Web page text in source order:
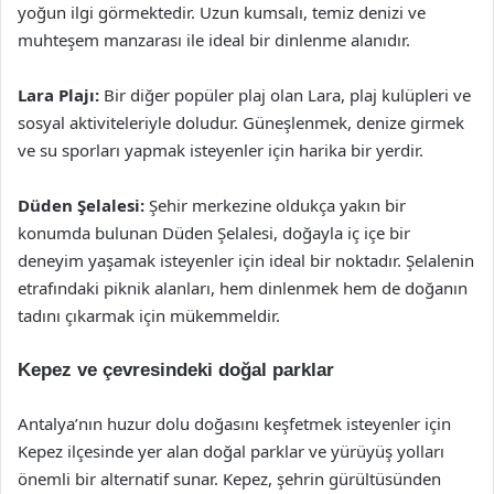
yoğun ilgi görmektedir. Uzun kumsalı, temiz denizi ve
muhteşem manzarası ile ideal bir dinlenme alanıdır.
Lara Plajı: Bir diğer popüler plaj olan Lara, plaj kulüpleri ve
sosyal aktiviteleriyle doludur. Güneşlenmek, denize girmek
ve su sporları yapmak isteyenler için harika bir yerdir.
Düden Şelalesi: Şehir merkezine oldukça yakın bir
konumda bulunan Düden Şelalesi, doğayla iç içe bir
deneyim yaşamak isteyenler için ideal bir noktadır. Şelalenin
etrafındaki piknik alanları, hem dinlenmek hem de doğanın
tadını çıkarmak için mükemmeldir.
Kepez ve çevresindeki doğal parklar
Antalya’nın huzur dolu doğasını keşfetmek isteyenler için
Kepez ilçesinde yer alan doğal parklar ve yürüyüş yolları
önemli bir alternatif sunar. Kepez, şehrin gürültüsünden